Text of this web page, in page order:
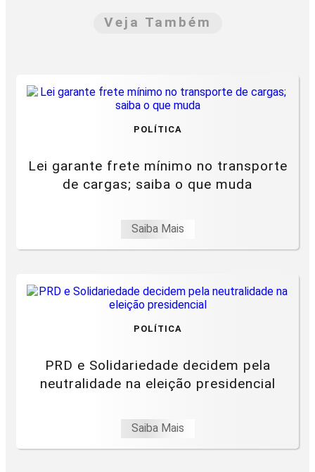
Veja Também
POLÍTICA
Lei garante frete mínimo no transporte
de cargas; saiba o que muda
Saiba Mais
POLÍTICA
PRD e Solidariedade decidem pela
neutralidade na eleição presidencial
Saiba Mais